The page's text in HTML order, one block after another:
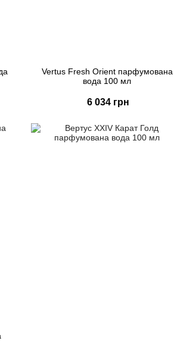
Vertus Fresh Orient парфумована
вода 100 мл
6 034 грн
Швидке замовлення